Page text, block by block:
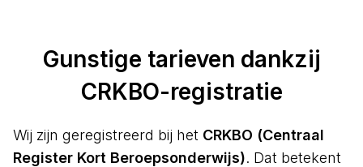
Gunstige tarieven dankzij
CRKBO-registratie
Wij zijn geregistreerd bij het CRKBO (Centraal
Register Kort Beroepsonderwijs). Dat betekent